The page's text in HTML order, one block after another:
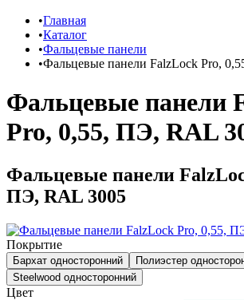
Главная
Каталог
Фальцевые панели
Фальцевые панели FalzLock Pro,
Фальцевые панели
Pro, 0,55, ПЭ, RAL
Фальцевые панели
ПЭ, RAL 3005
Покрытие
Бархат односторонний
Полиэстер
Steelwood односторонний
Цвет